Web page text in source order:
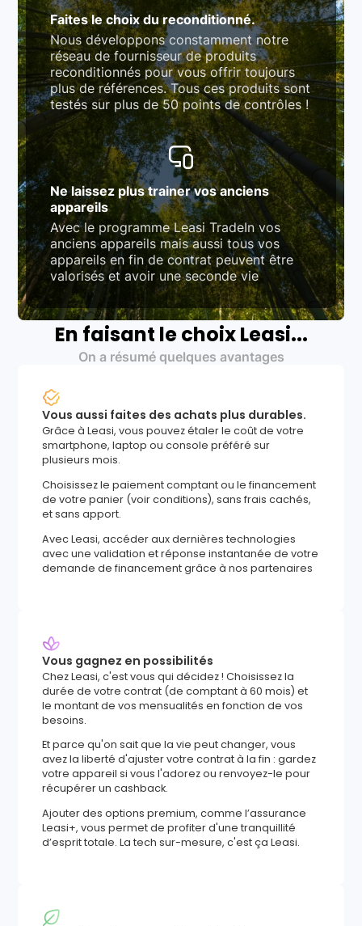
Faites le choix du reconditionné.
Nous développons constamment notre
réseau de fournisseur de produits
reconditionnés pour vous offrir toujours
plus de références. Tous ces produits sont
testés sur plus de 50 points de contrôles !
Ne laissez plus trainer vos anciens
appareils
Avec le programme Leasi TradeIn vos
anciens appareils mais aussi tous vos
appareils en fin de contrat peuvent être
valorisés et avoir une seconde vie
En faisant le choix Leasi...
On a résumé quelques avantages
Vous aussi faites des achats plus durables.
Grâce à Leasi, vous pouvez étaler le coût de votre
smartphone, laptop ou console préféré sur
plusieurs mois.
Choisissez le paiement comptant ou le financement
de votre panier (voir conditions), sans frais cachés,
et sans apport.
Avec Leasi, accéder aux dernières technologies
avec une validation et réponse instantanée de votre
demande de financement grâce à nos partenaires
Vous gagnez en possibilités
Chez Leasi, c'est vous qui décidez ! Choisissez la
durée de votre contrat (de comptant à 60 mois) et
le montant de vos mensualités en fonction de vos
besoins.
Et parce qu'on sait que la vie peut changer, vous
avez la liberté d'ajuster votre contrat à la fin : gardez
votre appareil si vous l'adorez ou renvoyez-le pour
récupérer un cashback.
Ajouter des options premium, comme l’assurance
Leasi+, vous permet de profiter d'une tranquillité
d’esprit totale. La tech sur-mesure, c'est ça Leasi.